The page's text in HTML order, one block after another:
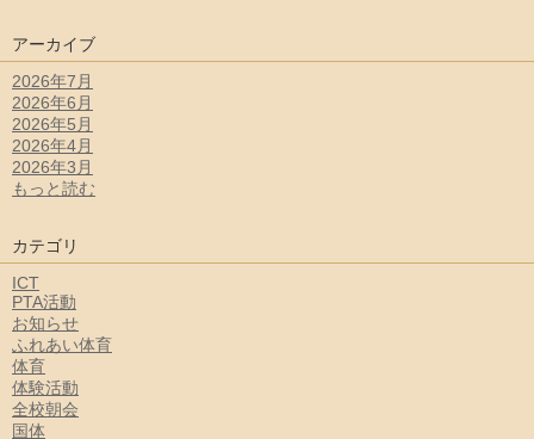
アーカイブ
2026年7月
2026年6月
2026年5月
2026年4月
2026年3月
もっと読む
カテゴリ
ICT
PTA活動
お知らせ
ふれあい体育
体育
体験活動
全校朝会
国体